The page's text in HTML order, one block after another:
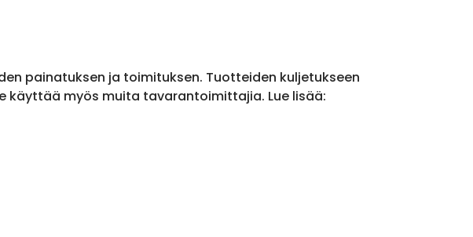
painatuksen ja toimituksen. Tuotteiden kuljetukseen
käyttää myös muita tavarantoimittajia. Lue lisää: